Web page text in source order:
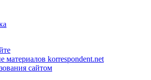
материалов korrespondent.net
сайтом